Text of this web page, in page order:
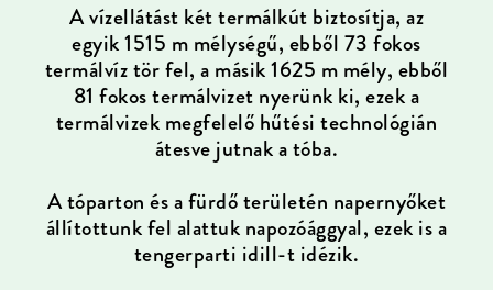
A vízellátást két termálkút biztosítja, az
egyik 1515 m mélységű, ebből 73 fokos
termálvíz tör fel, a másik 1625 m mély, ebből
81 fokos termálvizet nyerünk ki, ezek a
termálvizek megfelelő hűtési technológián
átesve jutnak a tóba.
A tóparton és a fürdő területén napernyőket
állítottunk fel alattuk napozóággyal, ezek is a
tengerparti idill-t idézik.